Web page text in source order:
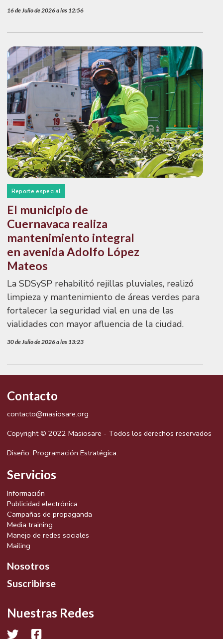
16 de Julio de 2026 a las 12:56
Reporte especial
El municipio de
Cuernavaca realiza
mantenimiento integral
en avenida Adolfo López
Mateos
La SDSySP rehabilitó rejillas pluviales, realizó
limpieza y mantenimiento de áreas verdes para
fortalecer la seguridad vial en una de las
vialidades con mayor afluencia de la ciudad.
30 de Julio de 2026 a las 13:23
Contacto
contacto@masiosare.org
Copyright © 2022 Masiosare - Todos los derechos reservados
Diseño: Programación Estratégica.
Servicios
Información
Publicidad electrónica
Campañas de propaganda
Media training
Manejo de redes sociales
Mailing
Nosotros
Suscribirse
Nuestras Redes